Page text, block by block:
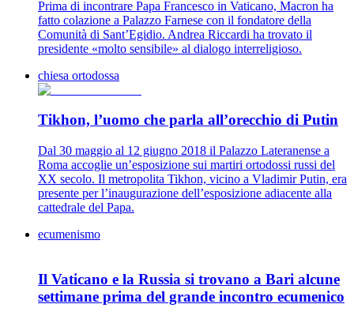
Prima di incontrare Papa Francesco in Vaticano, Macron ha
fatto colazione a Palazzo Farnese con il fondatore della
Comunità di Sant’Egidio. Andrea Riccardi ha trovato il
presidente «molto sensibile» al dialogo interreligioso.
chiesa ortodossa
Tikhon, l’uomo che parla all’orecchio di Putin
Dal 30 maggio al 12 giugno 2018 il Palazzo Lateranense a
Roma accoglie un’esposizione sui martiri ortodossi russi del
XX secolo. Il metropolita Tikhon, vicino a Vladimir Putin, era
presente per l’inaugurazione dell’esposizione adiacente alla
cattedrale del Papa.
ecumenismo
Il Vaticano e la Russia si trovano a Bari alcune
settimane prima del grande incontro ecumenico